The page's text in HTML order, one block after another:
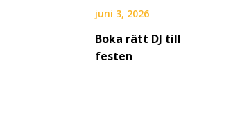
juni 3, 2026
Boka rätt DJ till
festen